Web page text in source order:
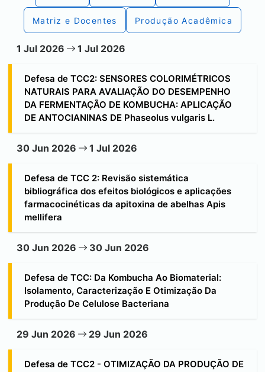
Matriz e Docentes Produção Acadêmica
1 Jul 2026 1 Jul 2026
Defesa de TCC2: SENSORES COLORIMÉTRICOS
NATURAIS PARA AVALIAÇÃO DO DESEMPENHO
DA FERMENTAÇÃO DE KOMBUCHA: APLICAÇÃO
DE ANTOCIANINAS DE Phaseolus vulgaris L.
30 Jun 2026 1 Jul 2026
Defesa de TCC 2: Revisão sistemática
bibliográfica dos efeitos biológicos e aplicações
farmacocinéticas da apitoxina de abelhas Apis
mellifera
30 Jun 2026 30 Jun 2026
Defesa de TCC: Da Kombucha Ao Biomaterial:
Isolamento, Caracterização E Otimização Da
Produção De Celulose Bacteriana
29 Jun 2026 29 Jun 2026
Defesa de TCC2 - OTIMIZAÇÃO DA PRODUÇÃO DE